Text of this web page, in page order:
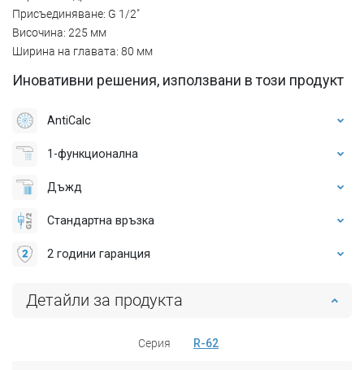
Присъединяване: G 1/2"
Височина: 225 мм
Ширина на главата: 80 мм
Иновативни решения, използвани в този продукт
AntiCalc
1-функционална
Дъжд
Стандартна връзка
2 години гаранция
Детайли за продукта
Серия R-62